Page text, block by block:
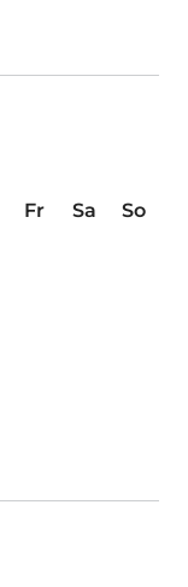
Fr Sa
So